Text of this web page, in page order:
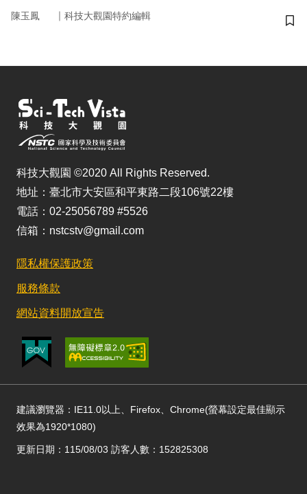
陳玉鳳 ｜ 科技大觀園特約編輯
儲
科技大觀園 ©2020 All Rights Reserved.
地址：臺北市大安區和平東路二段106號22樓
電話：02-25056789 #5526
信箱：nstcstv@gmail.com
隱私權保護政策
服務條款
網站資料開放宣告
建議瀏覽器：IE11.0以上、Firefox、Chrome(螢幕設定最佳顯示
效果為1920*1080)
更新日期：115/08/03 訪客人數：152825308